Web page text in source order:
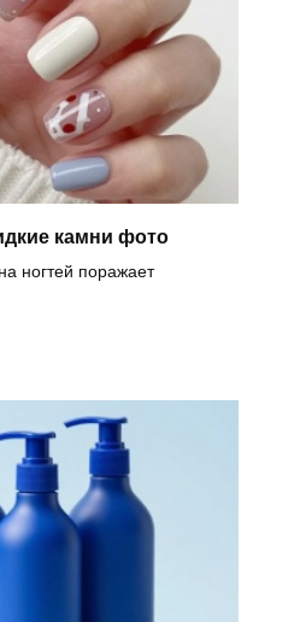
камни фото
ногтей поражает